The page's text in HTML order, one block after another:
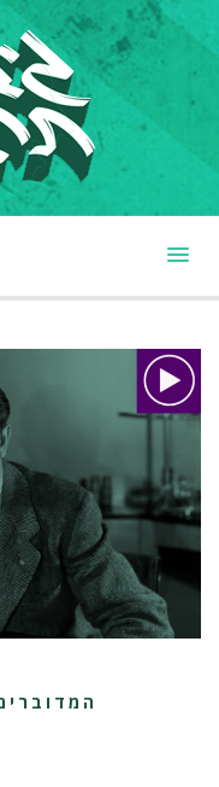
המדוברים